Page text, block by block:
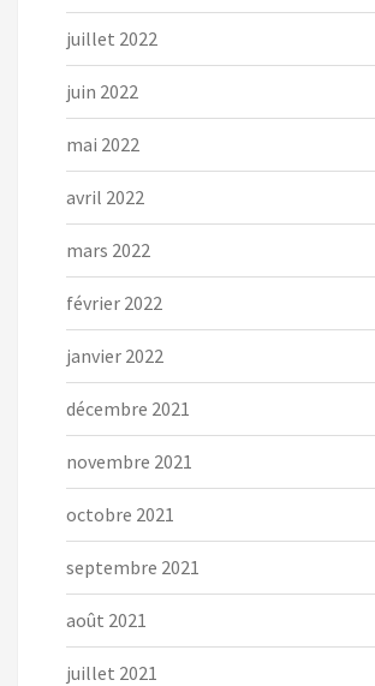
juillet 2022
juin 2022
mai 2022
avril 2022
mars 2022
février 2022
janvier 2022
décembre 2021
novembre 2021
octobre 2021
septembre 2021
août 2021
juillet 2021